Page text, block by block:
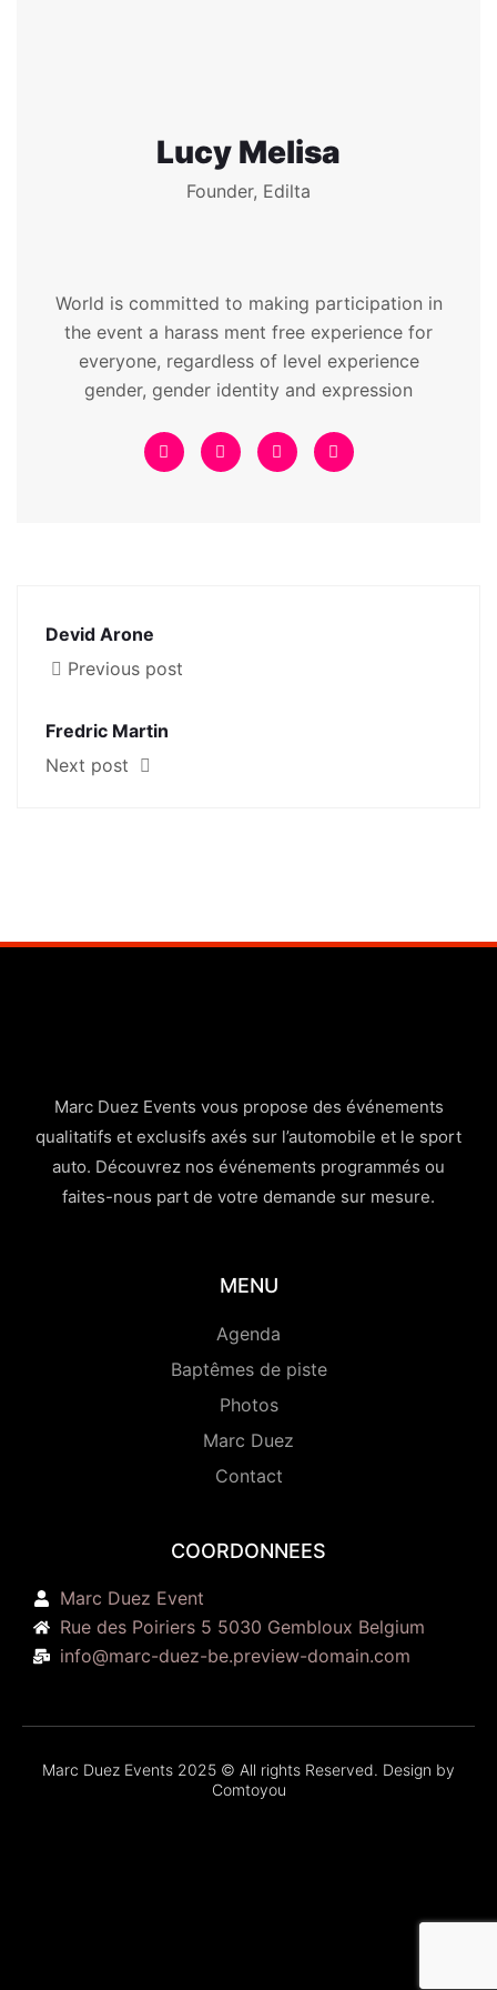
Lucy Melisa
Founder, Edilta
World is committed to making participation in
the event a harass ment free experience for
everyone, regardless of level experience
gender, gender identity and expression
Devid Arone
Previous post
Fredric Martin
Next post
Marc Duez Events vous propose des événements
qualitatifs et exclusifs axés sur l’automobile et le sport
auto. Découvrez nos événements programmés ou
faites-nous part de votre demande sur mesure.
MENU
Agenda
Baptêmes de piste
Photos
Marc Duez
Contact
COORDONNEES
Marc Duez Event
Rue des Poiriers 5 5030 Gembloux Belgium
info@marc-duez-be.preview-domain.com
Marc Duez Events 2025 © All rights Reserved. Design by
Comtoyou